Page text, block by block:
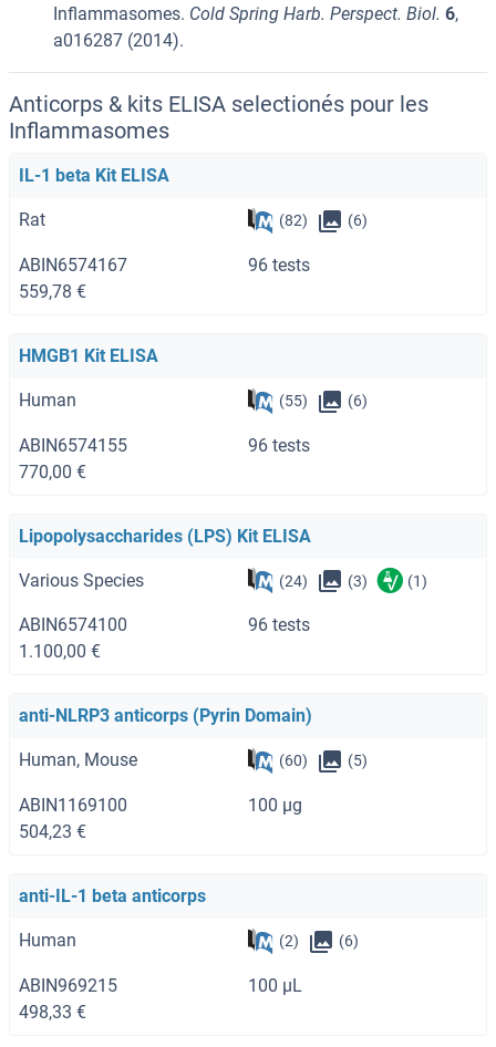
Inflammasomes. Cold Spring Harb. Perspect. Biol. 6,
a016287 (2014).
Anticorps & kits ELISA selectionés pour les
Inflammasomes
IL-1 beta Kit ELISA
Rat (82) (6)
ABIN6574167
96 tests
559,78 €
HMGB1 Kit ELISA
Human (55) (6)
ABIN6574155
96 tests
770,00 €
Lipopolysaccharides (LPS) Kit ELISA
Various Species (24) (3) (1)
ABIN6574100
96 tests
1.100,00 €
anti-NLRP3 anticorps (Pyrin Domain)
Human, Mouse (60) (5)
ABIN1169100
100 μg
504,23 €
anti-IL-1 beta anticorps
Human (2) (6)
ABIN969215
100 μL
498,33 €